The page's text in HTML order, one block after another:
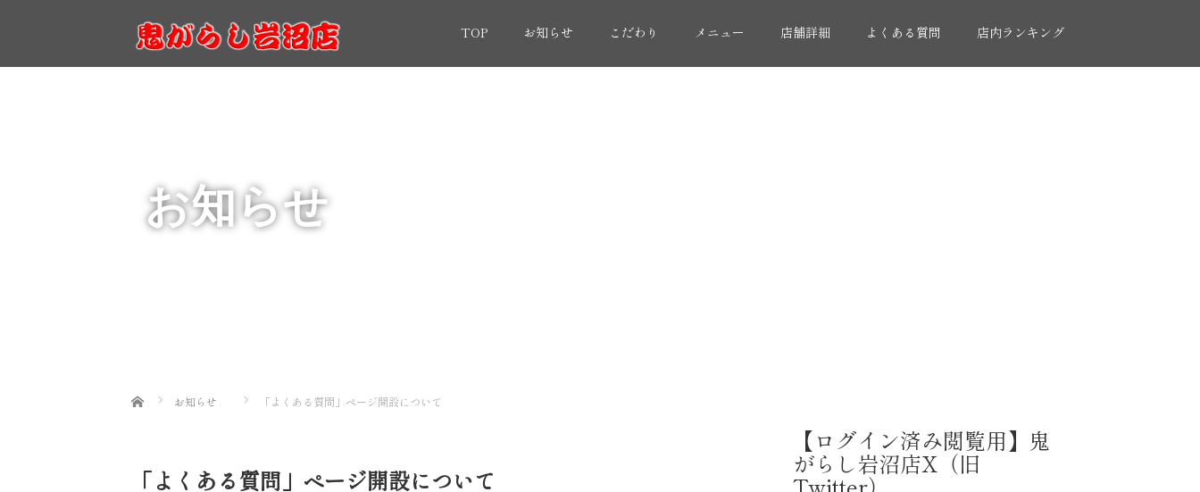
TOP お知らせ こだわり メニュー 店舗詳細 よくある質問 店内ランキング
2020年7月度
お知らせ
Home お知らせ 「よくある質問」ページ開設について
「よくある質問」ページ開設について
【ログイン済み閲覧用】鬼
がらし岩沼店X（旧